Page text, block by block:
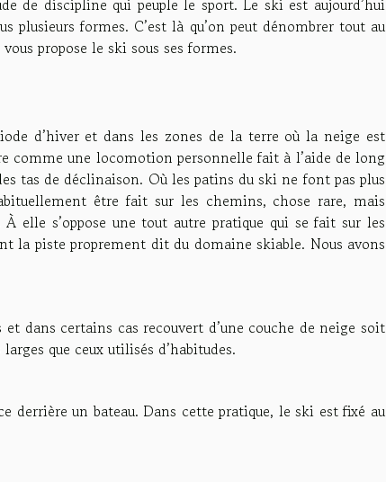
formes. C’est là qu’on peut dénombrer tout au
propose le ski sous ses formes.
d’hiver et dans les zones de la terre où la neige est
comme une locomotion personnelle fait à l’aide de long
tas de déclinaison. Où les patins du ski ne font pas plus
être fait sur les chemins, chose rare, mais
elle s’oppose une tout autre pratique qui se fait sur les
la piste proprement dit du domaine skiable. Nous avons
dans certains cas recouvert d’une couche de neige soit
que ceux utilisés d’habitudes.
derrière un bateau. Dans cette pratique, le ski est fixé au